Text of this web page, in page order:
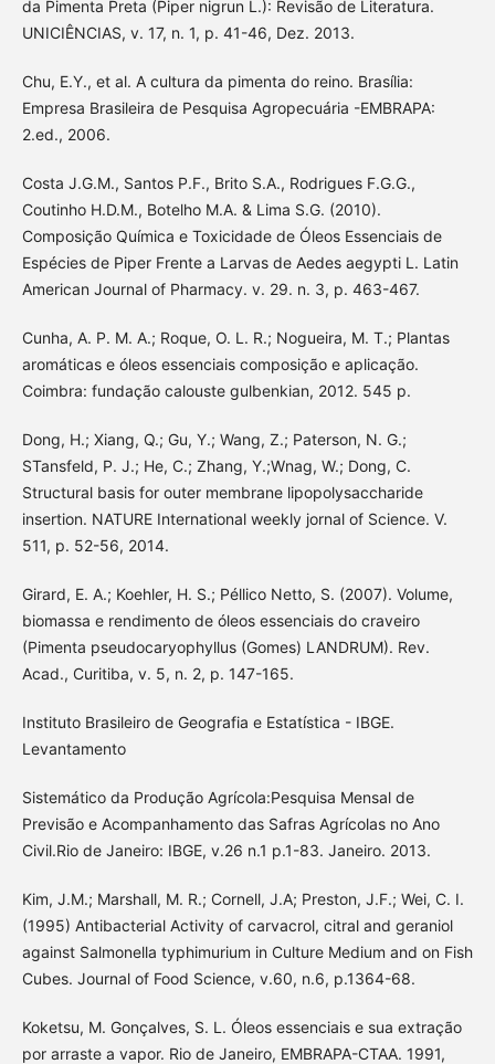
da Pimenta Preta (Piper nigrun L.): Revisão de Literatura.
UNICIÊNCIAS, v. 17, n. 1, p. 41-46, Dez. 2013.
Chu, E.Y., et al. A cultura da pimenta do reino. Brasília:
Empresa Brasileira de Pesquisa Agropecuária -EMBRAPA:
2.ed., 2006.
Costa J.G.M., Santos P.F., Brito S.A., Rodrigues F.G.G.,
Coutinho H.D.M., Botelho M.A. & Lima S.G. (2010).
Composição Química e Toxicidade de Óleos Essenciais de
Espécies de Piper Frente a Larvas de Aedes aegypti L. Latin
American Journal of Pharmacy. v. 29. n. 3, p. 463-467.
Cunha, A. P. M. A.; Roque, O. L. R.; Nogueira, M. T.; Plantas
aromáticas e óleos essenciais composição e aplicação.
Coimbra: fundação calouste gulbenkian, 2012. 545 p.
Dong, H.; Xiang, Q.; Gu, Y.; Wang, Z.; Paterson, N. G.;
STansfeld, P. J.; He, C.; Zhang, Y.;Wnag, W.; Dong, C.
Structural basis for outer membrane lipopolysaccharide
insertion. NATURE International weekly jornal of Science. V.
511, p. 52-56, 2014.
Girard, E. A.; Koehler, H. S.; Péllico Netto, S. (2007). Volume,
biomassa e rendimento de óleos essenciais do craveiro
(Pimenta pseudocaryophyllus (Gomes) LANDRUM). Rev.
Acad., Curitiba, v. 5, n. 2, p. 147-165.
Instituto Brasileiro de Geografia e Estatística - IBGE.
Levantamento
Sistemático da Produção Agrícola:Pesquisa Mensal de
Previsão e Acompanhamento das Safras Agrícolas no Ano
Civil.Rio de Janeiro: IBGE, v.26 n.1 p.1-83. Janeiro. 2013.
Kim, J.M.; Marshall, M. R.; Cornell, J.A; Preston, J.F.; Wei, C. I.
(1995) Antibacterial Activity of carvacrol, citral and geraniol
against Salmonella typhimurium in Culture Medium and on Fish
Cubes. Journal of Food Science, v.60, n.6, p.1364-68.
Koketsu, M. Gonçalves, S. L. Óleos essenciais e sua extração
por arraste a vapor. Rio de Janeiro, EMBRAPA-CTAA. 1991,